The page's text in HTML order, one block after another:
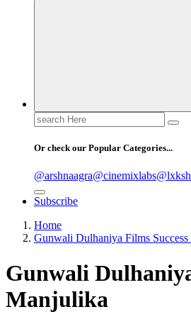
Search
for:
Or check our Popular Categories...
@arshnaagra@cinemixlabs
Subscribe
Home
Gunwali Dulhaniya Films
Gunwali
Manjulika